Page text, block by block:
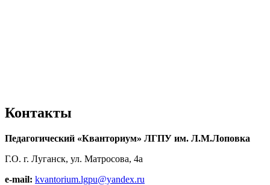
Контакты
Педагогический «Кванториум» ЛГПУ им. Л.М.Лоповка
Г.О. г. Луганск, ул. Матросова, 4а
e-mail: kvantorium.lgpu@yandex.ru